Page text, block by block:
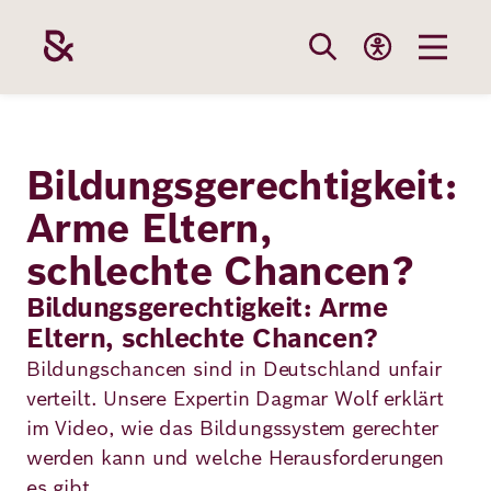
Inhalt
Stiftung
Themen
Förderung
Team
Robert Bosch
Werte und
Haltung
Themen
Bildung
Gesundheit
Resilienz
Fördergebiete
Projekte
Aktuelle
Benefits
Bildungsgerechtigkeit:
Arme Eltern,
schlechte Chancen?
Bildungs­gerechtigkeit: Arme
Eltern, schlechte Chancen?
Bildungschancen sind in Deutschland unfair
verteilt. Unsere Expertin Dagmar Wolf erklärt
im Video, wie das Bildungssystem gerechter
werden kann und welche Herausforderungen